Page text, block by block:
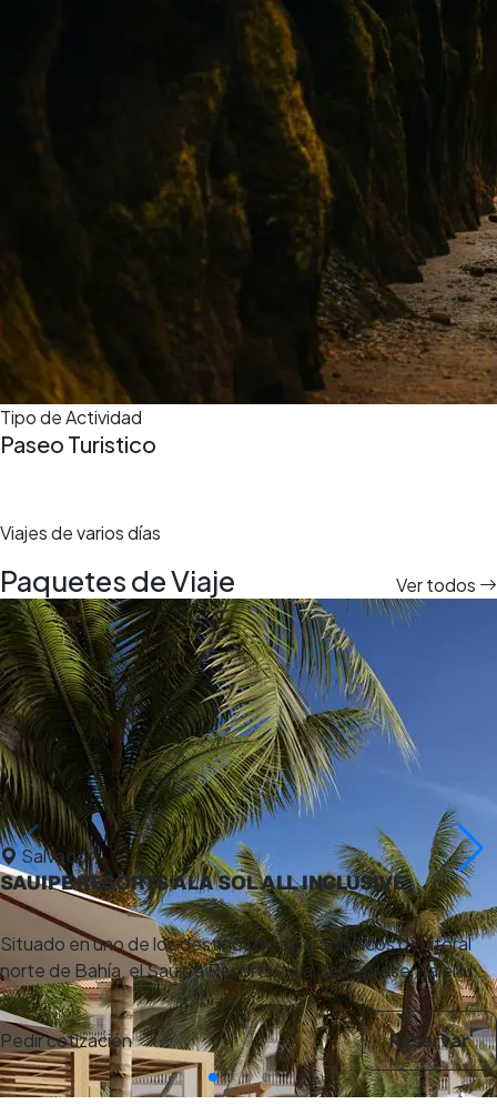
Tipo de Actividad
Paseo Turistico
Viajes de varios días
Paquetes de Viaje Ver todos
Salvador
SAUIPE RESORTS ALA SOL ALL INCLUSIVE
Situado en uno de los destinos más paradisíacos del litoral
norte de Bahía, el Sauípe Resorts - Ala Sol representa el lu…
Pedir cotización Reservar